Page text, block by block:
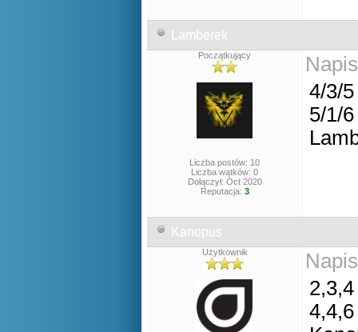
Lamberek
Początkujący
Liczba postów: 10
Liczba wątków: 0
Dołączył: Oct 2020
Reputacja: 3
4/3/5
5/1/6
Kanopus
Użytkownik
2,3,4
4,4,6